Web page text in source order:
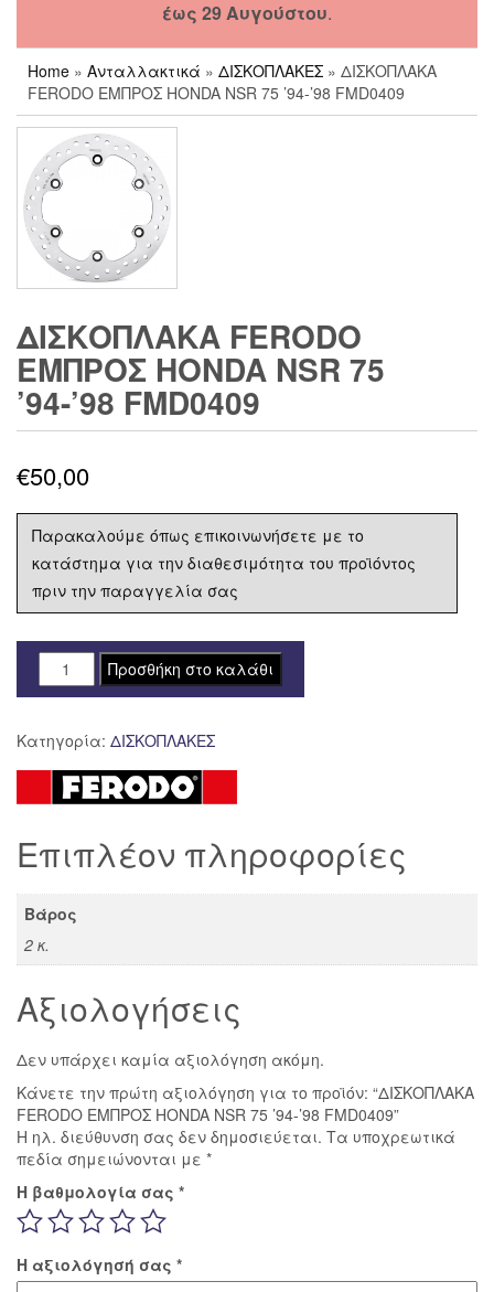
έως 29 Αυγούστου.
Home » Ανταλλακτικά » ΔΙΣΚΟΠΛΑΚΕΣ » ΔΙΣΚΟΠΛΑΚΑ
FERODO ΕΜΠΡΟΣ HONDA NSR 75 ’94-’98 FMD0409
ΔΙΣΚΟΠΛΑΚΑ FERODO
ΕΜΠΡΟΣ HONDA NSR 75
’94-’98 FMD0409
€50,00
Παρακαλούμε όπως επικοινωνήσετε με το
κατάστημα για την διαθεσιμότητα του προϊόντος
πριν την παραγγελία σας
ΔΙΣΚΟΠΛΑΚΑ
FERODO
HONDA
NSR
75
'98
ποσότητα
Προσθήκη στο καλάθι
Κατηγορία: ΔΙΣΚΟΠΛΑΚΕΣ
Επιπλέον πληροφορίες
Βάρος
2 κ.
Αξιολογήσεις
Δεν υπάρχει καμία αξιολόγηση ακόμη.
Κάνετε την πρώτη αξιολόγηση για το προϊόν: “ΔΙΣΚΟΠΛΑΚΑ
FERODO ΕΜΠΡΟΣ HONDA NSR 75 ’94-’98 FMD0409”
Η ηλ. διεύθυνση σας δεν δημοσιεύεται. Τα υποχρεωτικά
πεδία σημειώνονται με *
Η βαθμολογία σας *
Η αξιολόγησή σας *